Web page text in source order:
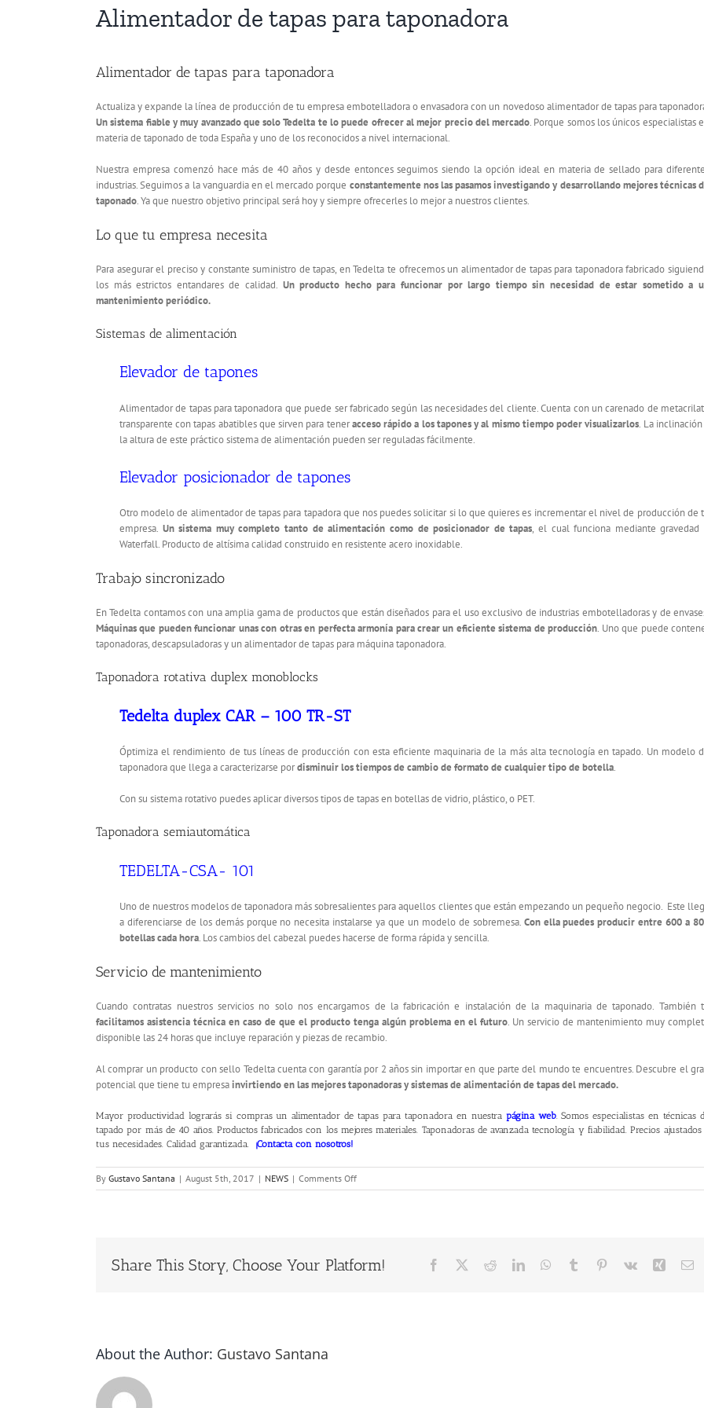
Alimentador de tapas para taponadora
Alimentador de tapas para taponadora
Actualiza y expande la línea de producción de tu empresa embotelladora o envasadora con un novedoso alimentador de tapas para
Un sistema fiable y muy avanzado que solo Tedelta te lo puede ofrecer al mejor precio del mercado. Porque somos los únicos especialistas
materia de taponado de toda España y uno de los reconocidos a nivel internacional.
Nuestra empresa comenzó hace más de 40 años y desde entonces seguimos siendo la opción ideal en materia de sellado para
industrias. Seguimos a la vanguardia en el mercado porque constantemente nos las pasamos investigando y desarrollando mejores técnicas
taponado. Ya que nuestro objetivo principal será hoy y siempre ofrecerles lo mejor a nuestros clientes.
Lo que tu empresa necesita
Para asegurar el preciso y constante suministro de tapas, en Tedelta te ofrecemos un alimentador de tapas para taponadora fabricado
los más estrictos entandares de calidad. Un producto hecho para funcionar por largo tiempo sin necesidad de estar sometido a
mantenimiento periódico.
Sistemas de alimentación
Elevador de tapones
Alimentador de tapas para taponadora que puede ser fabricado según las necesidades del cliente. Cuenta con un carenado de
transparente con tapas abatibles que sirven para teneracceso rápido a los tapones y al mismo tiempo poder visualizarlos. La
la altura de este práctico sistema de alimentación pueden ser reguladas fácilmente.
Elevador posicionador de tapones
Otro modelo de alimentador de tapas para tapadora que nos puedes solicitar si lo que quieres es incrementar el nivel de producción de
empresa. Un sistema muy completo tanto de alimentación como de posicionador de tapas, el cual funciona mediante gravedad
Waterfall. Producto de altísima calidad construido en resistente acero inoxidable.
Trabajo sincronizado
En Tedelta contamos con una amplia gama de productos que están diseñados para el uso exclusivo de industrias embotelladoras y de
Máquinas que pueden funcionar unas con otras en perfecta armonía para crear un eficiente sistema de producción. Uno que puede
taponadoras, descapsuladoras y un alimentador de tapas para máquina taponadora.
Taponadora rotativa duplex monoblocks
Tedelta duplex CAR – 100 TR-ST
Óptimiza el rendimiento de tus líneas de producción con esta eficiente maquinaria de la más alta tecnología en tapado. Un modelo
taponadora que llega a caracterizarse pordisminuir los tiempos de cambio de formato de cualquier tipo de botella.
Con su sistema rotativo puedes aplicar diversos tipos de tapas en botellas de vidrio, plástico, o PET.
Taponadora semiautomática
TEDELTA-CSA- 101
Uno de nuestros modelos de taponadora más sobresalientes para aquellos clientes que están empezando un pequeño negocio. Este
a diferenciarse de los demás porque no necesita instalarse ya que un modelo de sobremesa. Con ella puedes producir entre 600 a
botellas cada hora. Los cambios del cabezal puedes hacerse de forma rápida y sencilla.
Servicio de mantenimiento
Cuando contratas nuestros servicios no solo nos encargamos de la fabricación e instalación de la maquinaria de taponado. También
facilitamos asistencia técnica en caso de que el producto tenga algún problema en el futuro. Un servicio de mantenimiento muy
disponible las 24 horas que incluye reparación y piezas de recambio.
Al comprar un producto con sello Tedelta cuenta con garantía por 2 años sin importar en que parte del mundo te encuentres. Descubre el
potencial que tiene tu empresainvirtiendo en las mejores taponadoras y sistemas de alimentación de tapas del mercado.
Mayor productividad lograrás si compras un alimentador de tapas para taponadora en nuestra página web. Somos especialistas en técnicas
tapado por más de 40 años. Productos fabricados con los mejores materiales. Taponadoras de avanzada tecnología y fiabilidad. Precios ajustados
tus necesidades. Calidad garantizada. ¡Contacta con nosotros!
By Gustavo Santana | August 5th, 2017 | NEWS | Comments Offon
Alimentador
Share This Story, Choose Your Platform! Facebook RedditLinkedInWhatsApp
Tumblr Pinterest
Vk Xing
About the Author: Gustavo Santana